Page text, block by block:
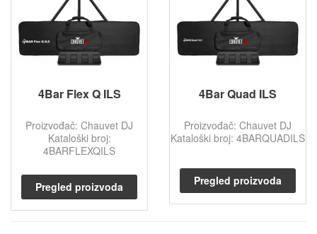
4Bar Flex Q ILS
Proizvođač: Chauvet DJ
Kataloški broj:
4BARFLEXQILS
Pregled proizvoda
4Bar Quad ILS
Proizvođač: Chauvet DJ
Kataloški broj: 4BARQUADILS
Pregled proizvoda